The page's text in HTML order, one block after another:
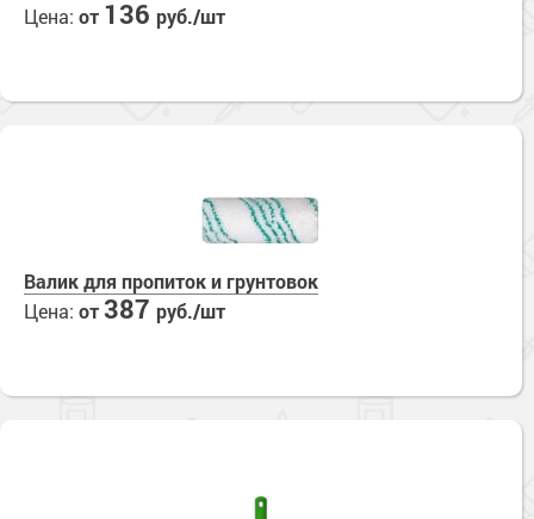
Цена: от 136 руб./шт
Валик для пропиток и грунтовок
Цена: от387 руб./шт